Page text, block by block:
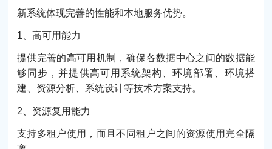
新系统体现完善的性能和本地服务优势。
1、高可用能力
提供完善的高可用机制，确保各数据中心之间的数据能
够同步，并提供高可用系统架构、环境部署、环境搭
建、资源分析、系统设计等技术方案支持。
2、资源复用能力
支持多租户使用，而且不同租户之间的资源使用完全隔